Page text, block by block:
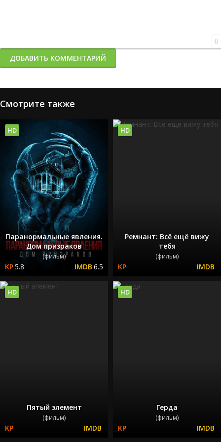
0
ДОБАВИТЬ КОММЕНТАРИЙ
Смотрите также
Паранормальные явления.
Дом призраков
(фильм)
5.8 6.5
HD
Ремнант: Всё ещё вижу
тебя
(фильм)
HD
Пятый элемент
(фильм)
HD
Герда
(фильм)
HD